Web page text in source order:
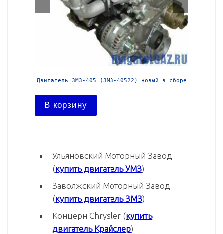
Двигатель ЗМЗ-405 (ЗМЗ-40522) новый в сборе
В корзину
Ульяновский Моторный Завод
(купить двигатель УМЗ)
Заволжский Моторный Завод
(купить двигатель ЗМЗ)
Концерн Chrysler (купить
двигатель Крайслер)